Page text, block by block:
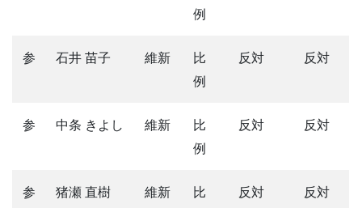
例
参 石井 苗子 維新
比
例
反対 反対
参 中条 きよし 維新
比
例
反対 反対
参 猪瀬 直樹 維新
比
反対 反対